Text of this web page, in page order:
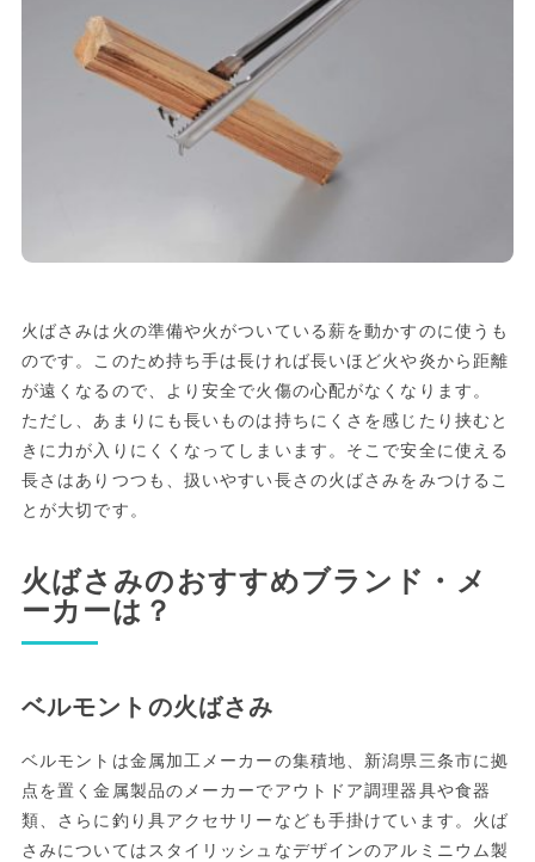
火ばさみは火の準備や火がついている薪を動かすのに使うも
のです。このため持ち手は長ければ長いほど火や炎から距離
が遠くなるので、より安全で火傷の心配がなくなります。
ただし、あまりにも長いものは持ちにくさを感じたり挟むと
きに力が入りにくくなってしまいます。そこで安全に使える
長さはありつつも、扱いやすい長さの火ばさみをみつけるこ
とが大切です。
火ばさみのおすすめブランド・メ
ーカーは？
ベルモントの火ばさみ
ベルモントは金属加工メーカーの集積地、新潟県三条市に拠
点を置く金属製品のメーカーでアウトドア調理器具や食器
類、さらに釣り具アクセサリーなども手掛けています。火ば
さみについてはスタイリッシュなデザインのアルミニウム製